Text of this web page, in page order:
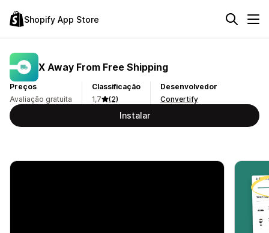
Shopify App Store
X Away From Free Shipping
Preços
Avaliação gratuita
Classificação
1,7
(2)
Desenvolvedor
Convertify
Instalar